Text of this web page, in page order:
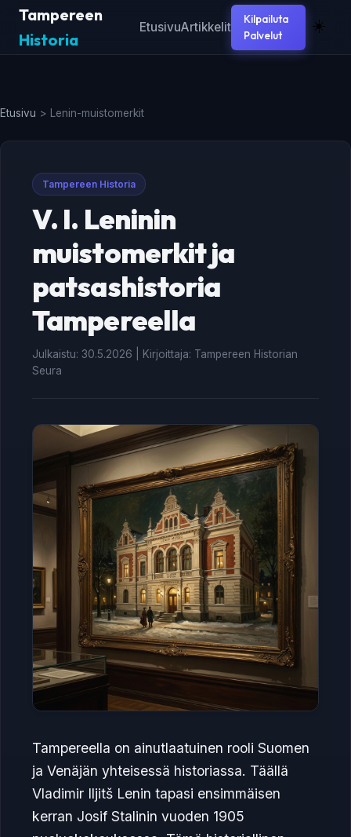
Tampereen
Historia
EtusivuArtikkelit
Kilpailuta
Palvelut
☀️
Etusivu > Lenin-muistomerkit
Tampereen Historia
V. I. Leninin
muistomerkit ja
patsashistoria
Tampereella
Julkaistu: 30.5.2026 | Kirjoittaja: Tampereen Historian
Seura
Tampereella on ainutlaatuinen rooli Suomen
ja Venäjän yhteisessä historiassa. Täällä
Vladimir Iljitš Lenin tapasi ensimmäisen
kerran Josif Stalinin vuoden 1905